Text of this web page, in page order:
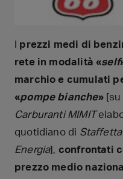
prezzi medi di
rete in modalità «self
marchio e cumulati
«pompe bianche»[su
Carburanti MIMIT
quotidiano di Staffetta
Energia], confrontati
prezzo medio